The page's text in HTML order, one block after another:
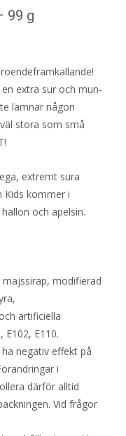
99 g
extra sur och mun-
lämnar någon
stora som små
extremt sura
Kids kommer i
och apelsin.
modifierad
artificiella
E102, E110.
negativ effekt på
i
därför alltid
Vid frågor